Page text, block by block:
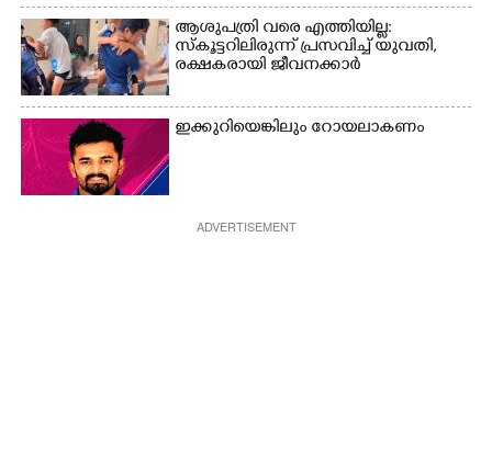
ആശുപത്രി വരെ എത്തിയില്ല:
സ്കൂട്ടറിലിരുന്ന് പ്രസവിച്ച് യുവതി,
രക്ഷകരായി ജീവനക്കാർ
ഇക്കുറിയെങ്കിലും റോയലാകണം
ADVERTISEMENT